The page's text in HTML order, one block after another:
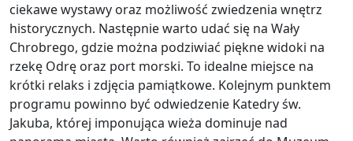
ciekawe wystawy oraz możliwość zwiedzenia wnętrz
historycznych. Następnie warto udać się na Wały
Chrobrego, gdzie można podziwiać piękne widoki na
rzekę Odrę oraz port morski. To idealne miejsce na
krótki relaks i zdjęcia pamiątkowe. Kolejnym punktem
programu powinno być odwiedzenie Katedry św.
Jakuba, której imponująca wieża dominuje nad